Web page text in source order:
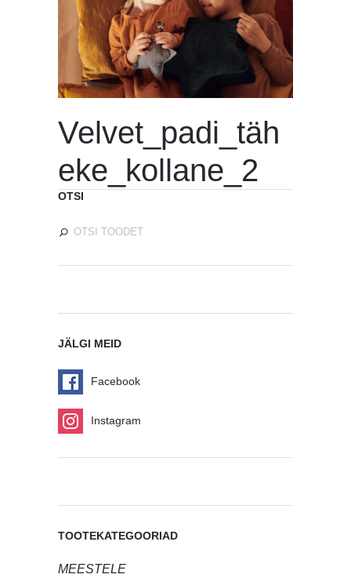
Velvet_padi_täh
eke_kollane_2
OTSI
JÄLGI MEID
Facebook
Instagram
TOOTEKATEGOORIAD
MEESTELE